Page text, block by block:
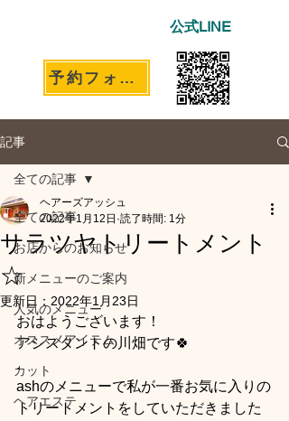
公式LINE
予約フォームへ
記事
全ての記事
お店からのお知らせ
新メニューのご案内
人気のメニュー
オススメアイテム
カット
ヘアエステ
全ての記事
サラツヤトリートメント
☆
ヘアーズアッシュ
2022年1月12日 読了時間: 1分
更新日： 2022年1月23日
おはようございます！
アシスタントの川畑です🍀
.
ashのメニューで私が一番お気に入りの
トリートメントをしていただきました